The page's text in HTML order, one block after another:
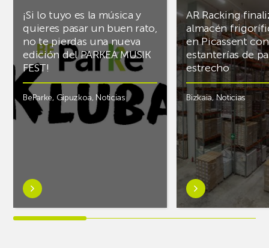
¡Si lo tuyo es la música y
quieres pasar un buen rato,
no te pierdas una nueva
edición del PARKEA MUSIK
FEST!
BeParke, Gipuzkoa, Noticias
Saber
más
sobre¡Si
AR Racking
almacén
en Picassent con
estanterías de
estrecho
Bizkaia,Noticias
Saber
más